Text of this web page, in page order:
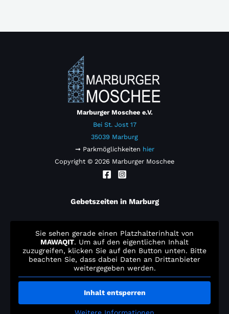
Marburger Moschee e.V.
Bei St. Jost 17
35039 Marburg
➞ Parkmöglichkeiten hier
Copyright © 2026 Marburger Moschee
Gebetszeiten in Marburg
Sie sehen gerade einen Platzhalterinhalt von
MAWAQIT. Um auf den eigentlichen Inhalt
zuzugreifen, klicken Sie auf den Button unten. Bitte
beachten Sie, dass dabei Daten an Drittanbieter
weitergegeben werden.
Inhalt entsperren
Weitere Informationen